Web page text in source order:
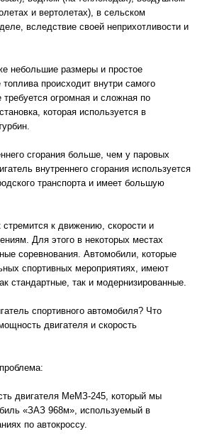
и вертолетах), в сельском
вследствие своей неприхотливости и
небольшие размеры и простое
топлива происходит внутри самого
требуется огромная и сложная по
которая используется в
сгорания больше, чем у паровых
внутреннего сгорания используется
транспорта и имеет большую
к движению, скорости и
Для этого в некоторых местах
соревнования. Автомобили, которые
спортивных мероприятиях, имеют
стандартные, так и модернизированные.
спортивного автомобиля? Что
двигателя и скорость
двигателя МеМЗ-245, который мы
«ЗАЗ 968м», используемый в
по автокроссу.